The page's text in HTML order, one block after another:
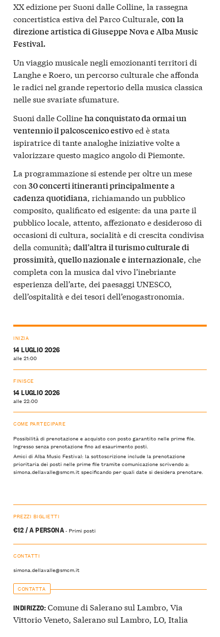
XX edizione per Suoni dalle Colline, la rassegna
concertistica estiva del Parco Culturale, con la
direzione artistica di Giuseppe Nova e Alba Music
Festival.
Un viaggio musicale negli emozionanti territori di
Langhe e Roero, un percorso culturale che affonda
le radici nel grande repertorio della musica classica
nelle sue svariate sfumature.
Suoni dalle Collineha conquistato da ormai un
ventennio il palcoscenico estivoed è stata
ispiratrice di tante analoghe iniziative volte a
valorizzare questo magico angolo di Piemonte.
La programmazione si estende per oltre un mese
con 30 concerti itineranti principalmente a
cadenza quotidiana, richiamando un pubblico
composito, qualificato ed esigente: da una parte il
pubblico locale, attento, affezionato e desideroso di
occasioni di cultura, socialità e di crescita condivisa
della comunità; dall’altra il turismo culturale di
prossimità, quello nazionale e internazionale, che
completa con la musica dal vivo l’inebriante
esperienza dell’arte, dei paesaggi UNESCO,
dell’ospitalità e dei tesori dell’enogastronomia.
INIZIA
14 LUGLIO 2026
alle 21:00
FINISCE
14 LUGLIO 2026
alle 22:00
COME PARTECIPARE
Possibilità di prenotazione e acquisto con posto garantito nelle prime file.
Ingresso senza prenotazione fino ad esaurimento posti.
Amici di Alba Music Festival: la sottoscrizione include la prenotazione
prioritaria dei posti nelle prime file tramite comunicazione scrivendo a:
simona.dellavalle@smcm.it specificando per quali date si desidera prenotare.
PREZZI BIGLIETTI
€12 / A PERSONA- Primi posti
CONTATTI
simona.dellavalle@smcm.it
CONTATTA
INDIRIZZO:Comune di Salerano sul Lambro, Via
Vittorio Veneto, Salerano sul Lambro, LO, Italia